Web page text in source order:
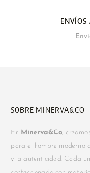
SOBRE MINERVA&CO
En Minerva&Co,
para el hombre moderno
y la autenticidad. Cada